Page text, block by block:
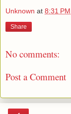
Unknown at 8:31 PM
Share
No comments:
Post a Comment